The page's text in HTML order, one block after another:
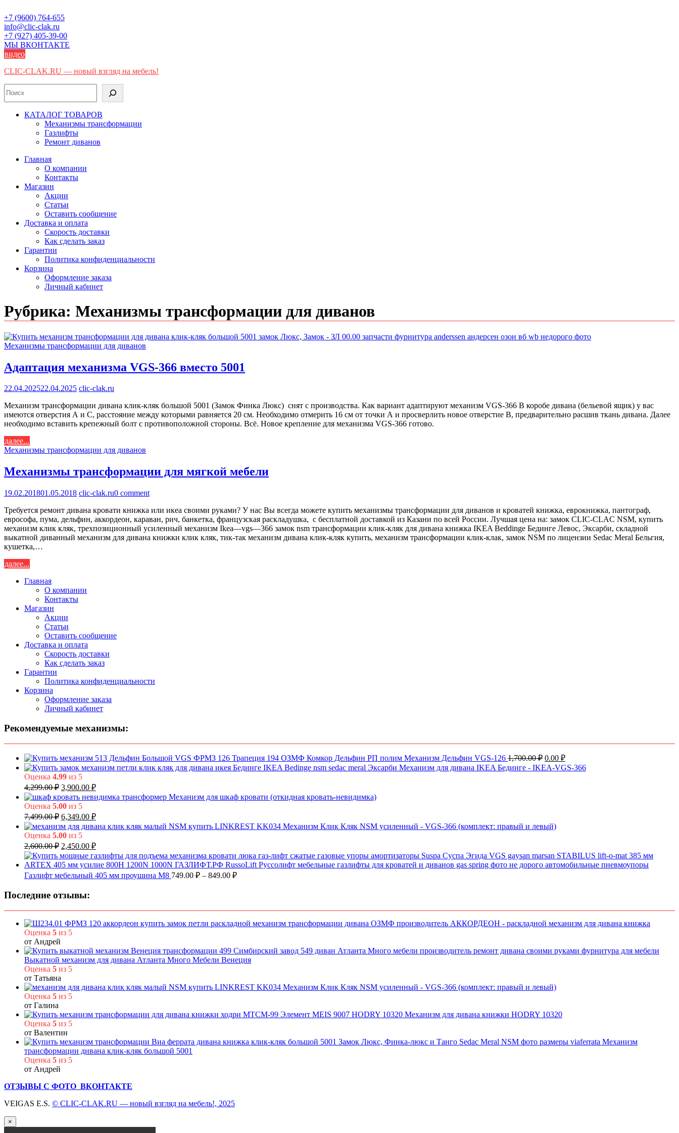
to
content
+7 (9600) 764-655
info@clic-clak.ru
+7 (927) 405-39-00
МЫ ВКОНТАКТЕ
видео
CLIC-CLAK.RU — новый взгляд на мебель!
КАТАЛОГ ТОВАРОВ
Механизмы трансформации
Газлифты
Ремонт диванов
Главная
О компании
Контакты
Магазин
Акции
Статьи
Оставить сообщение
Доставка и оплата
Скорость доставки
Как сделать заказ
Гарантии
Политика конфиденциальности
Корзина
Оформление заказа
Личный кабинет
Рубрика: Механизмы трансформации для диванов
Механизмы трансформации для диванов
Адаптация механизма VGS-366 вместо 5001
22.04.202522.04.2025 clic-clak.ru
Механизм трансформации дивана клик-кляк большой 5001 (Замок Финка Люкс) снят с производства. Как вариант адаптируют механизм VGS-366 В коробе дивана (бельевой ящик) у вас
имеются отверстия А и С, расстояние между которыми равняется 20 см. Необходимо отмерить 16 см от точки А и просверлить новое отверстие В, предварительно расшив ткань дивана. Далее
необходимо вставить крепежный болт с противоположной стороны. Всё. Новое крепление для механизма VGS-366 готово.
далее...
Механизмы трансформации для диванов
Механизмы трансформации для мягкой мебели
19.02.201801.05.2018 clic-clak.ru0 comment
Требуется ремонт дивана кровати книжка или икеа своими руками? У нас Вы всегда можете купить механизмы трансформации для диванов и кроватей книжка, еврокнижка, пантограф,
еврософа, пума, дельфин, аккордеон, караван, рич, банкетка, французская раскладушка, с бесплатной доставкой из Казани по всей России. Лучшая цена на: замок CLIC-CLAC NSM, купить
механизм клик кляк, трехпозиционный усиленный механизм Ikea—vgs—366 замок nsm трансформации клик-кляк для дивана книжка IKEA Beddinge Бединге Левос, Эксарби, складной
выкатной диванный механизм для дивана книжки клик кляк, тик-так механизм дивана клик-кляк купить, механизм трансформации клик-клак, замок NSM по лицензии Sedac Meral Бельгия,
кушетка,…
далее...
Главная
О компании
Контакты
Магазин
Акции
Статьи
Оставить сообщение
Доставка и оплата
Скорость доставки
Как сделать заказ
Гарантии
Политика конфиденциальности
Корзина
Оформление заказа
Личный кабинет
Рекомендуемые механизмы:
Механизм Дельфин VGS-126 1,700.00₽ Первоначальная
цена
составляла
0.00 ₽Текущая
цена:
Механизм для дивана IKEA Бединге - IKEA-VGS-366
Оценка 4.99 из 5
4,299.00₽ Первоначальная
цена
составляла
4,299.00 ₽.
3,900.00 ₽Текущая
цена:
Механизм для шкаф кровати (откидная кровать-невидимка)
Оценка 5.00 из 5
7,499.00₽ Первоначальная
цена
составляла
7,499.00 ₽.
6,349.00 ₽Текущая
цена:
Механизм Клик Кляк NSM усиленный - VGS-366 (комплект: правый и левый)
Оценка 5.00 из 5
2,600.00₽ Первоначальная
цена
составляла
2,600.00 ₽.
2,450.00 ₽Текущая
цена:
2,450.00 ₽.
Газлифт мебельный 405 мм проушина М8 749.00 ₽ – 849.00 ₽Диапазон
849.00 ₽
Последние отзывы:
АККОРДЕОН - раскладной механизм для дивана книжка
Оценка 5 из 5
от Андрей
Выкатной механизм для дивана Атланта Много Мебели Венеция
Оценка 5 из 5
от Татьяна
Механизм Клик Кляк NSM усиленный - VGS-366 (комплект: правый и левый)
Оценка 5 из 5
от Галина
Механизм для дивана книжки HODRY 10320
Оценка 5 из 5
от Валентин
Механизм
трансформации дивана клик-кляк большой 5001
Оценка 5 из 5
от Андрей
ОТЗЫВЫ С ФОТО ВКОНТАКТЕ
VEIGAS E.S. © CLIC-CLAK.RU — новый взгляд на мебель!, 2025
×